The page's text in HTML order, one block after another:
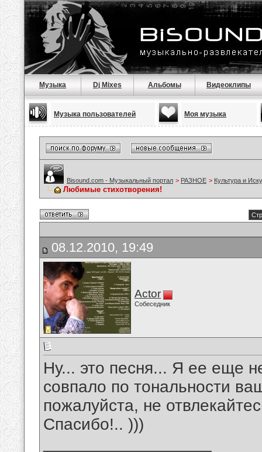
Музыка Dj Mixes Альбомы Видеоклипы
Музыка пользователей Моя музыка
Bisound.com - Музыкальный портал > РАЗНОЕ > Культура и
Любимые стихотворения!
08.12.2010, 19:49
Actor
Собеседник
Ну... это песня... Я ее еще
совпало по тональности
пожалуйста, не
Спасибо!.. )))